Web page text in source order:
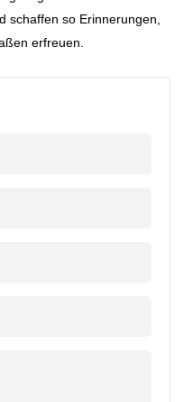
schaffen so Erinnerungen,
erfreuen.